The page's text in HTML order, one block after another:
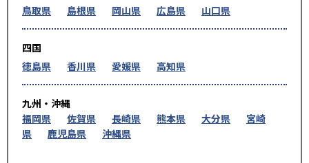
鳥取県
島根県 岡山県 広島県 山口県
四国
徳島県
香川県 愛媛県 高知県
九州・沖縄
福岡県
佐賀県 長崎県 熊本県 大分県
宮崎
県
鹿児島県 沖縄県